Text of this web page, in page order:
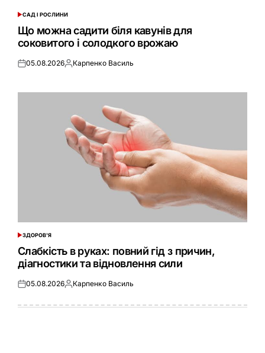
ОПУБЛІКУВАТИ
У
САД І РОСЛИНИ
Що можна садити біля кавунів для
соковитого і солодкого врожаю
Оприлюднено
05.08.2026Опубліковано
Карпенко Василь
ОПУБЛІКУВАТИ
ЗДОРОВ'Я
Слабкість в руках: повний гід з причин,
діагностики та відновлення сили
Оприлюднено
05.08.2026Опубліковано
Карпенко Василь